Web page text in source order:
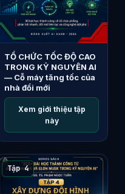
TỔ CHỨC TỐC ĐỘ CAO
TRONG KỶ NGUYÊN AI
— Cỗ máy tăng tốc của
nhà đổi mới
Xem giới thiệu tập
này
Tập 4